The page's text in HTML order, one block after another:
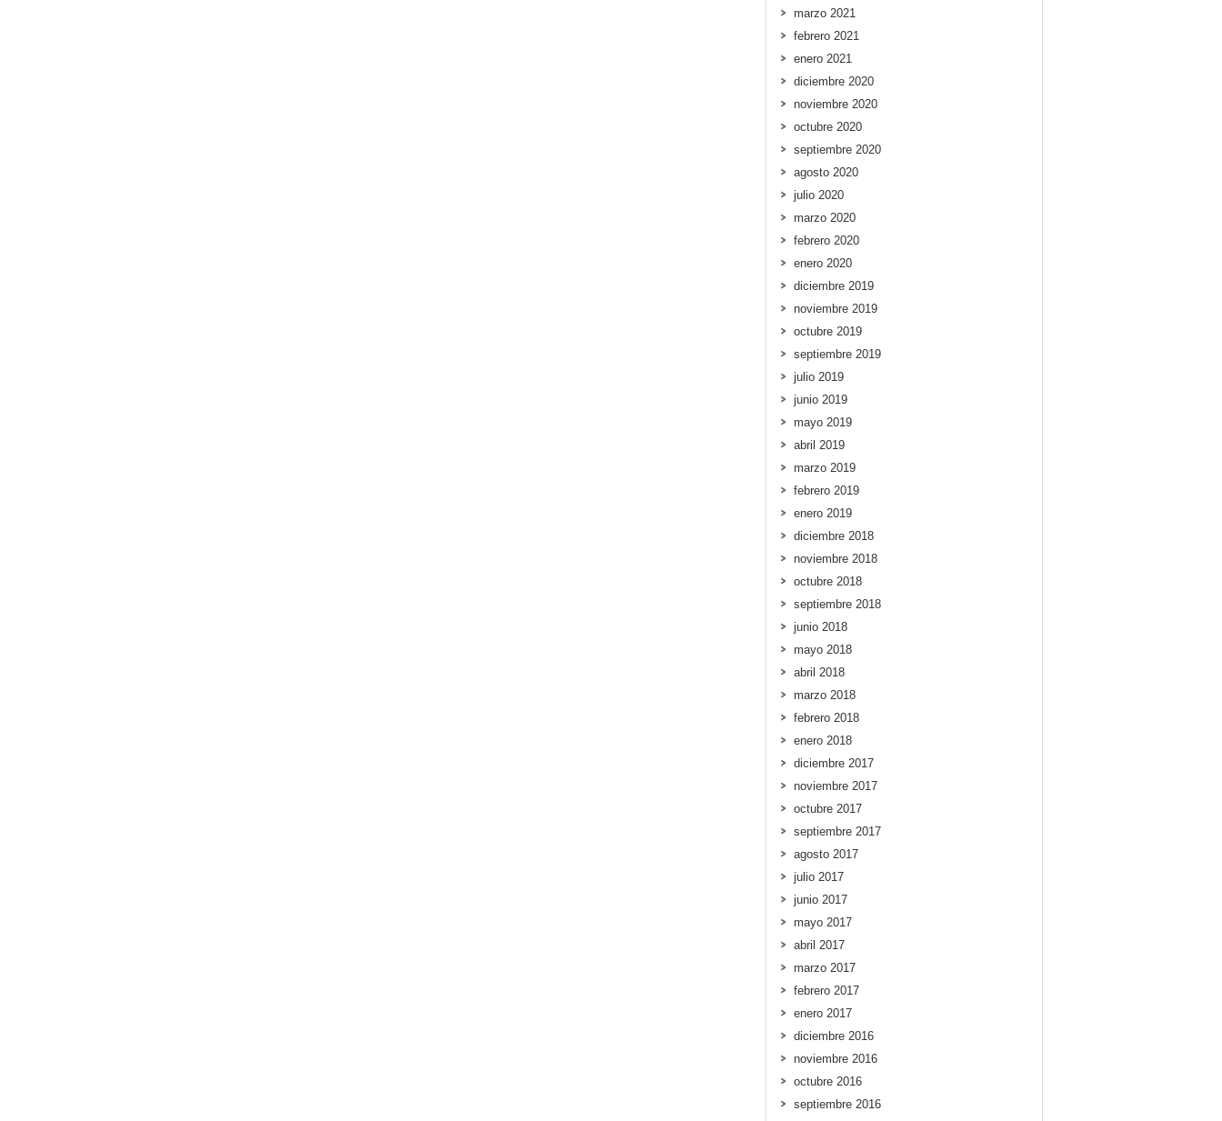
marzo 2021
febrero 2021
enero 2021
diciembre 2020
noviembre 2020
octubre 2020
septiembre 2020
agosto 2020
julio 2020
marzo 2020
febrero 2020
enero 2020
diciembre 2019
noviembre 2019
octubre 2019
septiembre 2019
julio 2019
junio 2019
mayo 2019
abril 2019
marzo 2019
febrero 2019
enero 2019
diciembre 2018
noviembre 2018
octubre 2018
septiembre 2018
junio 2018
mayo 2018
abril 2018
marzo 2018
febrero 2018
enero 2018
diciembre 2017
noviembre 2017
octubre 2017
septiembre 2017
agosto 2017
julio 2017
junio 2017
mayo 2017
abril 2017
marzo 2017
febrero 2017
enero 2017
diciembre 2016
noviembre 2016
octubre 2016
septiembre 2016